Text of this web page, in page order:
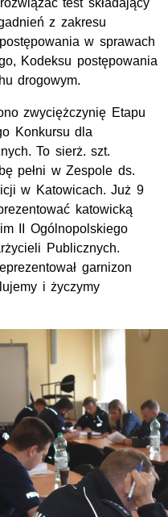
z zakresu
w sprawach
Kodeksu postępowania
drogowym.
zwyciężczynię Etapu
Konkursu dla
To sierż. szt.
pełni w Zespole ds.
w Katowicach. Już 9
katowicką
II Ogólnopolskiego
Publicznych.
garnizon
i życzymy